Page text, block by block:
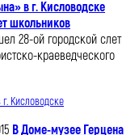
в г. Кисловодске
школьников
28-ой городской слет
краеведческого
Кисловодске
В Доме-музее Герцена